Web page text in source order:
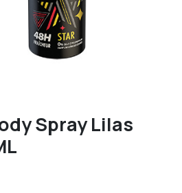
Spray Lilas